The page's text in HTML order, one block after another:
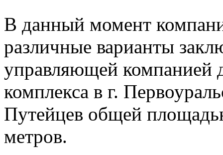
В данный момент
различные варианты
управляющей компанией
комплекса в г.
Путейцев общей
метров.